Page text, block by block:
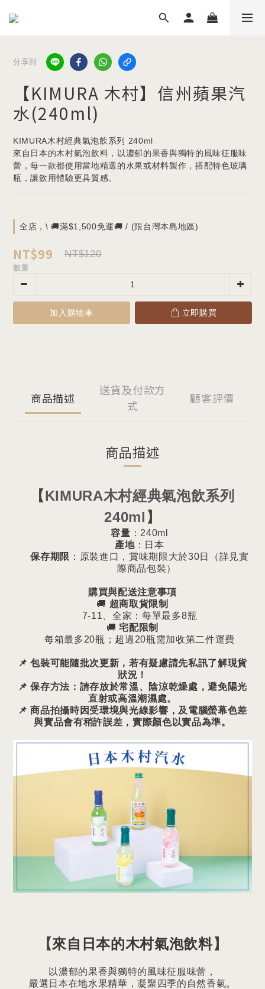
分享到
【KIMURA 木村】信州蘋果汽
水(240ml)
KIMURA木村經典氣泡飲系列 240ml
來自日本的木村氣泡飲料，以濃郁的果香與獨特的風味征服味
蕾，每一款都使用當地精選的水果或材料製作，搭配特色玻璃
瓶，讓飲用體驗更具質感。
全店，\ 🚚滿$1,500免運🚚 / (限台灣本島地區)
NT$99 NT$120
數量
加入購物車 立即購買
商品描述
送貨及付款方
式
顧客評價
商品描述
【KIMURA木村經典氣泡飲系列
240ml 】
容量 ： 240ml
產地：日本
保存期限 ：原裝進口，賞味期限大於30日（詳見實
際商品包裝）
購買與配送注意事項
🚚 超商取貨限制
7-11 、全家：每單最多8瓶
🚚 宅配限制
每箱最多20瓶；超過 20瓶需加收第二件運費
📌 包裝可能隨批次更新，若有疑慮請先私訊了解現貨
狀況！
📌保存方法：請存放於常溫、陰涼乾燥處，避免陽光
直射或高溫潮濕處。
📌商品拍攝時因受環境與光線影響，及電腦螢幕色差
與實品會有稍許誤差，實際顏色以實品為準。
【來自日本的木村氣泡飲料】
以濃郁的果香與獨特的風味征服味蕾，
嚴選日本在地水果精華，凝聚四季的自然香氣。